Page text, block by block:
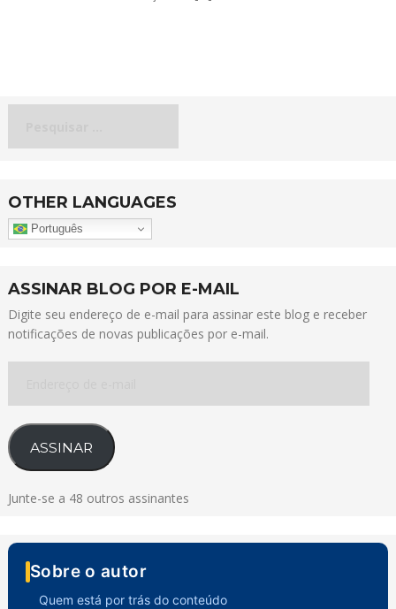
OTHER LANGUAGES
Português
ASSINAR BLOG POR E-MAIL
Digite seu endereço de e-mail para assinar este blog e receber
notificações de novas publicações por e-mail.
e-
mail
ASSINAR
Junte-se a 48 outros assinantes
Sobre o autor
Quem está por trás do conteúdo